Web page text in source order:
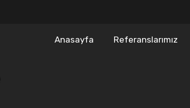
Anasayfa Referanslarımız